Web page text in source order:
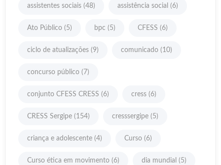
assistentes sociais (48) assistência social (6)
Ato Público (5) bpc (5) CFESS (6)
ciclo de atualizações (9) comunicado (10)
concurso público (7)
conjunto CFESS CRESS (6) cress (6)
CRESS Sergipe (154) cresssergipe (5)
criança e adolescente (4) Curso (6)
Curso ética em movimento (6) dia mundial (5)